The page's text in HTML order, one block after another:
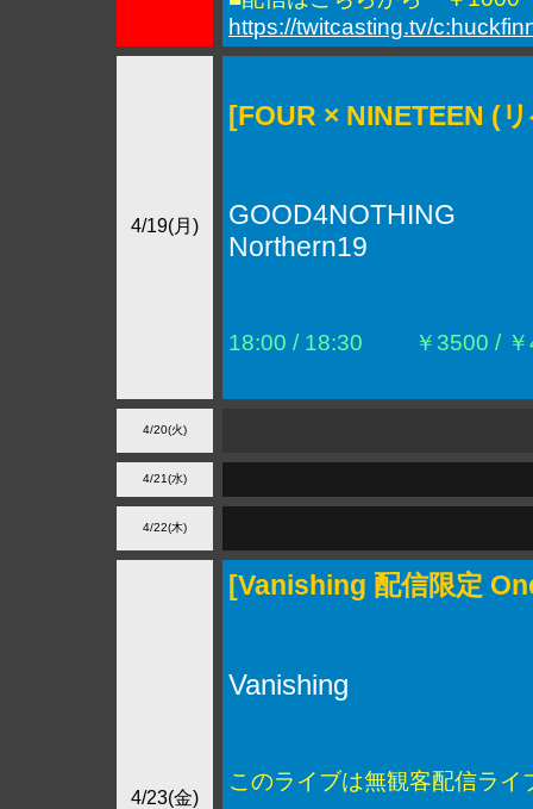
https://twitcasting.tv/
4/19(月)
[FOUR × NINETEEN (
GOOD4NOTHING
Northern19
18:00 / 18:30 ￥3500 / ￥
4/20(火)
4/21(水)
4/22(木)
4/23(金)
[Vanishing 配信限定
Vanishing
このライブは無観客配信ライ